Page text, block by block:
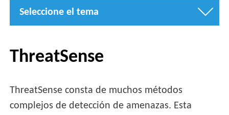
Seleccione el tema
ThreatSense
ThreatSense consta de muchos métodos
complejos de detección de amenazas. Esta